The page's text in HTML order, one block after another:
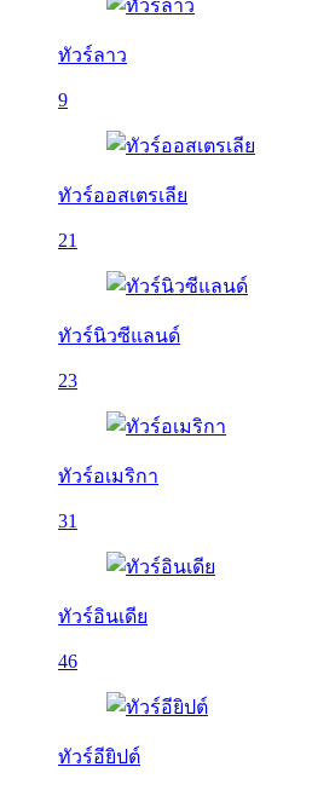
ทัวร์ลาว
9
ทัวร์ออสเตรเลีย
21
ทัวร์นิวซีแลนด์
23
ทัวร์อเมริกา
31
ทัวร์อินเดีย
46
ทัวร์อียิปต์